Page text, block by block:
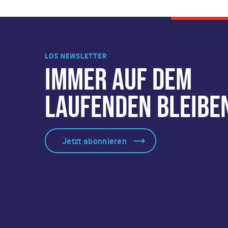
LOS NEWSLETTER
IMMER AUF DEM
LAUFENDEN
Jetzt abonnieren